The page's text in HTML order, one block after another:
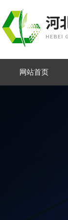
网站首页